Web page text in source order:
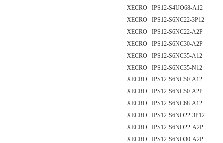
XECRO IPS12-S4UO68-A12
XECRO IPS12-S6NC22-3P12
XECRO IPS12-S6NC22-A2P
XECRO IPS12-S6NC30-A2P
XECRO IPS12-S6NC35-A12
XECRO IPS12-S6NC35-N12
XECRO IPS12-S6NC50-A12
XECRO IPS12-S6NC50-A2P
XECRO IPS12-S6NC68-A12
XECRO IPS12-S6NO22-3P12
XECRO IPS12-S6NO22-A2P
XECRO IPS12-S6NO30-A2P